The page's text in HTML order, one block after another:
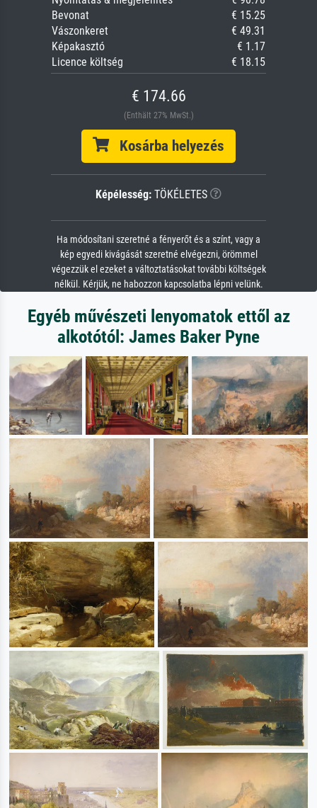
Bevonat
€ 15.25
Vászonkeret
€ 49.31
Képakasztó
€ 1.17
Licence költség
€ 18.15
€ 174.66
(Enthält 27% MwSt.)
Kosárba helyezés
Képélesség: TÖKÉLETES
Ha módosítani szeretné a fényerőt és a színt, vagy a
kép egyedi kivágását szeretné elvégezni, örömmel
végezzük el ezeket a változtatásokat további költségek
nélkül. Kérjük, ne habozzon kapcsolatba lépni velünk.
Egyéb művészeti lenyomatok ettől az
alkotótól: James Baker Pyne